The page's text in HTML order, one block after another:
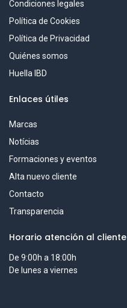
Condiciones legales
Política de Cookies
Política de Privacidad
Quiénes somos
Huella IBD
Enlaces útiles
Marcas
Notícias
Formaciones y eventos
Alta nuevo cliente
Contacto
Transparencia
Horario atención al cliente
De 9:00h a 18:00h
De lunes a viernes